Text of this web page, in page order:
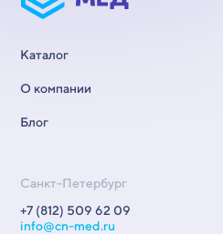
Каталог
О компании
Блог
Санкт-Петербург
+7 (812) 509 62 09
info@cn-med.ru